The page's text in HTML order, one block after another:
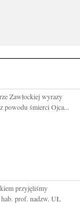
Zawłockiej wyrazy
powodu śmierci Ojca...
przyjęliśmy
prof. nadzw. UŁ